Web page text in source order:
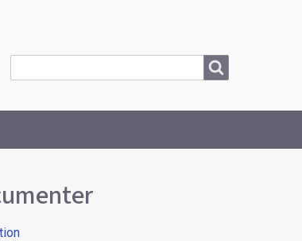
Search